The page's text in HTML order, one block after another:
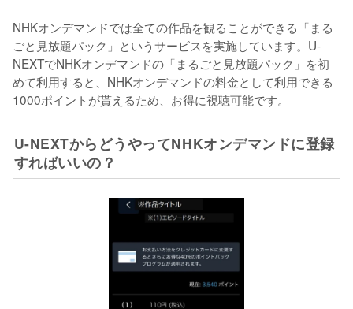
NHKオンデマンドでは全ての作品を観ることができる「まる
ごと見放題パック」というサービスを実施しています。U-
NEXTでNHKオンデマンドの「まるごと見放題パック」を初
めて利用すると、NHKオンデマンドの料金として利用できる
1000ポイントが貰えるため、お得に視聴可能です。
U-NEXTからどうやってNHKオンデマンドに登録
すればいいの？